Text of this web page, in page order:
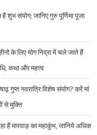
शुभ संयोग; जानिए गुरु पूर्णिमा पूजा
के लिए योग निद्रा में चले जाते हैं
कथा और महत्व
गुप्त नवरात्रि विशेष संयोग? करें मां
से मुक्ति
मारवाड़ का महाकुंभ, जानिये अधिक